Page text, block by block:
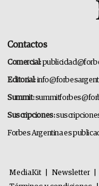
Contactos
Comercial:
Editorial:
Summit:
Suscripciones:
Forbes Argentina es
MediaKit Newsletter